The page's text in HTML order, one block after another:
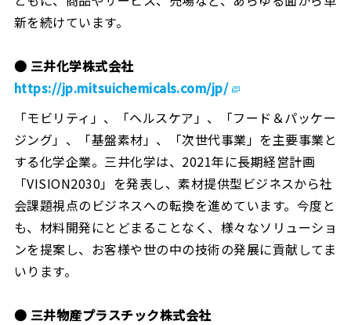
新を続けています。
● 三井化学株式会社
https://jp.mitsuichemicals.com/jp/
「モビリティ」、「ヘルスケア」、「フード＆パッケー
ジング」、「基盤素材」、「次世代事業」を主要事業と
する化学企業。三井化学は、2021年に長期経営計画
「VISION2030」を発表し、素材提供型ビジネスから社
会課題視点のビジネスへの転換を進めています。今度と
も、材料開発にとどまることなく、様々なソリューショ
ンを提案し、お客様や世の中の技術の発展に貢献してま
いります。
● 三井物産プラスチック株式会社